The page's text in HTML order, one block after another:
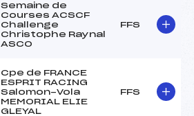
Semaine de
Courses ACSCF
Challenge
Christophe Raynal
ASCO
FFS
Cpe de FRANCE
ESPRIT RACING
Salomon-Vola
MEMORIAL ELIE
GLEYAL
FFS